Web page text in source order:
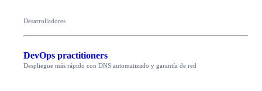
Desarrolladores
DevOps practitioners
Despliegue más rápido con DNS automatizado y garantía de red